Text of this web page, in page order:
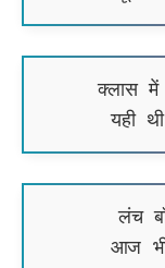
क्लास में
यही
लंच
आज भी